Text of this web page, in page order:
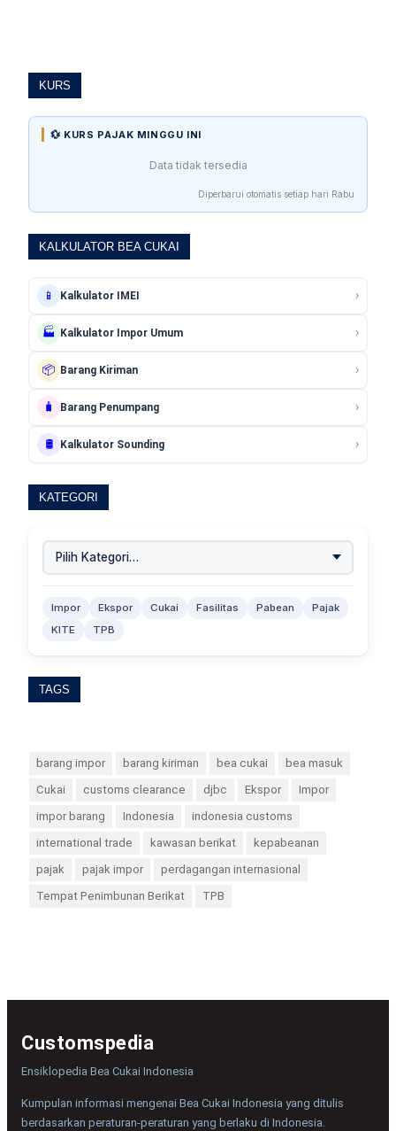
KURS
💱 KURS PAJAK MINGGU INI
Data tidak tersedia
Diperbarui otomatis setiap hari Rabu
KALKULATOR BEA CUKAI
📱 Kalkulator IMEI ›
🏭 Kalkulator Impor Umum ›
📦 Barang Kiriman ›
🧳 Barang Penumpang ›
🛢️ Kalkulator Sounding ›
KATEGORI
Impor Ekspor Cukai Fasilitas Pabean
Pajak
KITE
TPB
TAGS
barang impor barang kiriman bea cukai
bea masuk
Cukai
customs clearance djbc Ekspor
Impor
impor barang
Indonesia
indonesia customs
international trade
kawasan berikat
kepabeanan
pajak
pajak impor
perdagangan internasional
Tempat Penimbunan Berikat
TPB
Customspedia
Ensiklopedia Bea Cukai Indonesia
Kumpulan informasi mengenai Bea Cukai Indonesia yang ditulis
berdasarkan peraturan-peraturan yang berlaku di Indonesia.